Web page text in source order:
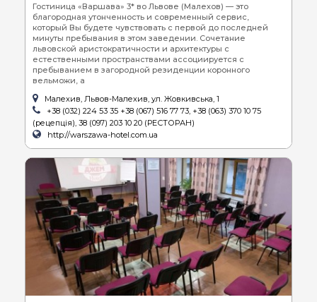
Гостиница «Варшава» 3* во Львове (Малехов) — это
благородная утонченность и современный сервис,
который Вы будете чувствовать с первой до последней
минуты пребывания в этом заведении. Сочетание
львовской аристократичности и архитектуры с
естественными пространствами ассоциируется с
пребыванием в загородной резиденции коронного
вельможи, а
Малехив, Львов-Малехив, ул. Жовкивська, 1
+38 (032) 224 53 35 +38 (067) 516 77 73, +38 (063) 370 10 75
(рецепція), 38 (097) 203 10 20 (РЕСТОРАН)
http://warszawa-hotel.com.ua